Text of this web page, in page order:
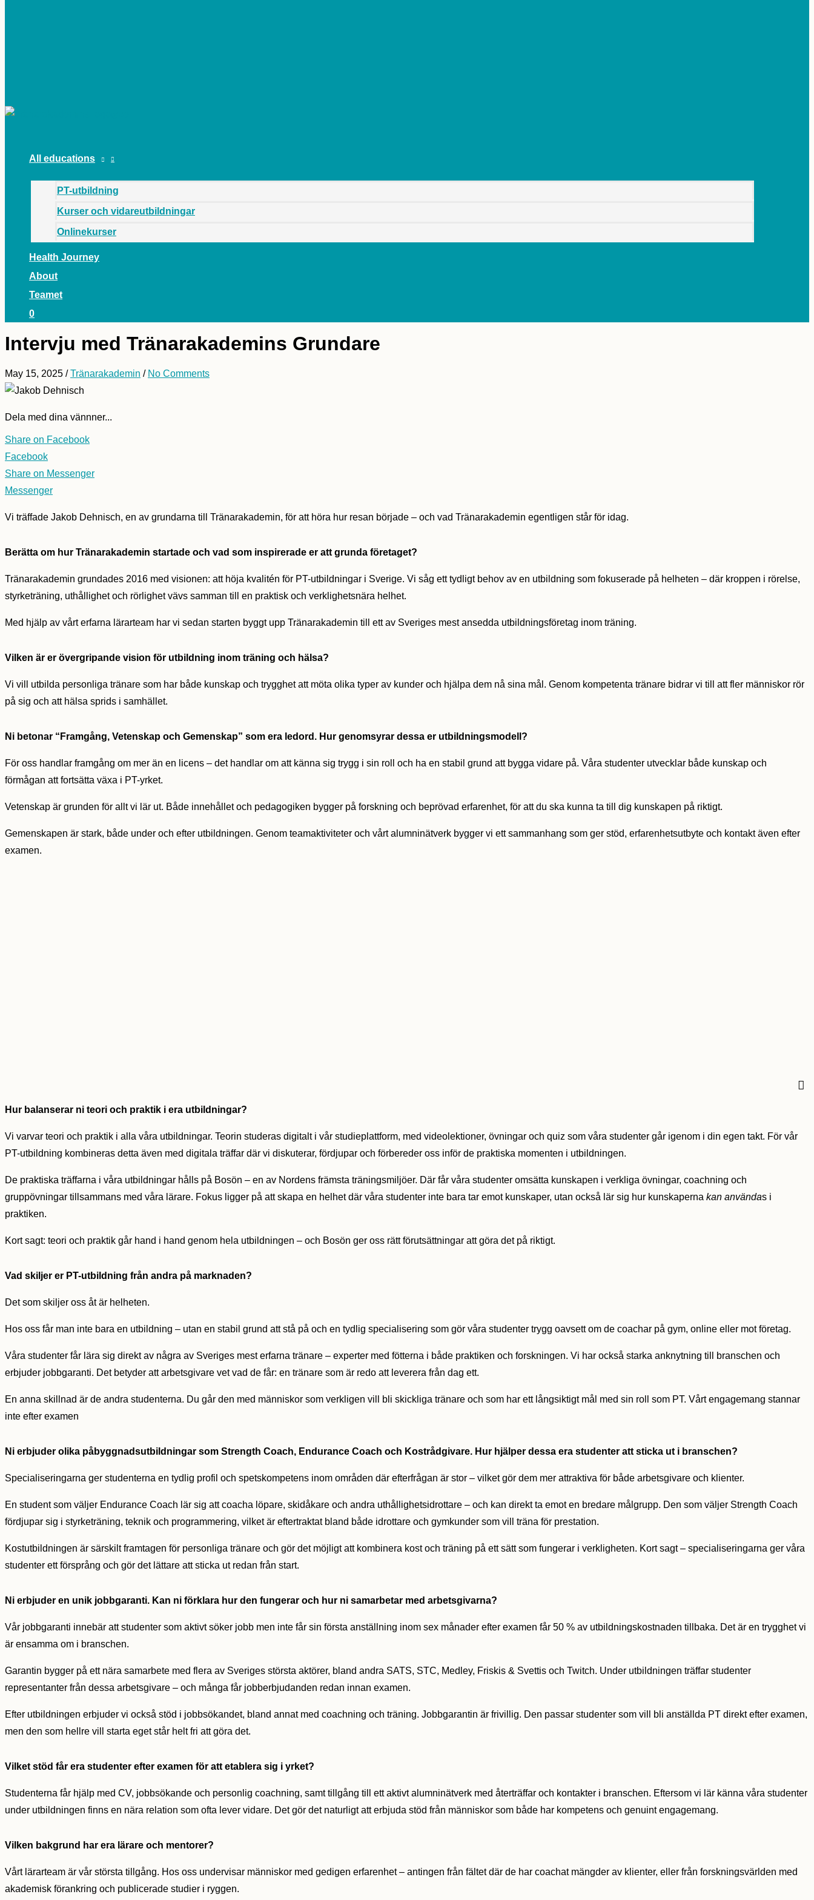
All educations
PT-utbildning
Kurser och vidareutbildningar
Onlinekurser
Health Journey
About
Teamet
0
Intervju med Tränarakademins Grundare
May 15, 2025 /Tränarakademin / No Comments
Dela med dina vännner...
Share on Facebook
Facebook
Share on Messenger
Messenger
Vi träffade Jakob Dehnisch, en av grundarna till Tränarakademin, för att höra hur resan började – och vad Tränarakademin egentligen står för idag.
Berätta om hur Tränarakademin startade och vad som inspirerade er att grunda företaget?
Tränarakademin grundades 2016 med visionen: att höja kvalitén för PT-utbildningar i Sverige. Vi såg ett tydligt behov av en utbildning som fokuserade på helheten – där kroppen i rörelse,
styrketräning, uthållighet och rörlighet vävs samman till en praktisk och verklighetsnära helhet.
Med hjälp av vårt erfarna lärarteam har vi sedan starten byggt upp Tränarakademin till ett av Sveriges mest ansedda utbildningsföretag inom träning.
Vilken är er övergripande vision för utbildning inom träning och hälsa?
Vi vill utbilda personliga tränare som har både kunskap och trygghet att möta olika typer av kunder och hjälpa dem nå sina mål. Genom kompetenta tränare bidrar vi till att fler människor rör
på sig och att hälsa sprids i samhället.
Ni betonar “Framgång, Vetenskap och Gemenskap” som era ledord. Hur genomsyrar dessa er utbildningsmodell?
För oss handlar framgång om mer än en licens – det handlar om att känna sig trygg i sin roll och ha en stabil grund att bygga vidare på. Våra studenter utvecklar både kunskap och
förmågan att fortsätta växa i PT-yrket.
Vetenskap är grunden för allt vi lär ut. Både innehållet och pedagogiken bygger på forskning och beprövad erfarenhet, för att du ska kunna ta till dig kunskapen på riktigt.
Gemenskapen är stark, både under och efter utbildningen. Genom teamaktiviteter och vårt alumninätverk bygger vi ett sammanhang som ger stöd, erfarenhetsutbyte och kontakt även efter
examen.
Hur balanserar ni teori och praktik i era utbildningar?
Vi varvar teori och praktik i alla våra utbildningar. Teorin studeras digitalt i vår studieplattform, med videolektioner, övningar och quiz som våra studenter går igenom i din egen takt. För vår
PT-utbildning kombineras detta även med digitala träffar där vi diskuterar, fördjupar och förbereder oss inför de praktiska momenten i utbildningen.
De praktiska träffarna i våra utbildningar hålls på Bosön – en av Nordens främsta träningsmiljöer. Där får våra studenter omsätta kunskapen i verkliga övningar, coachning och
gruppövningar tillsammans med våra lärare. Fokus ligger på att skapa en helhet där våra studenter inte bara tar emot kunskaper, utan också lär sig hur kunskaperna kan användas i
praktiken.
Kort sagt: teori och praktik går hand i hand genom hela utbildningen – och Bosön ger oss rätt förutsättningar att göra det på riktigt.
Vad skiljer er PT-utbildning från andra på marknaden?
Det som skiljer oss åt är helheten.
Hos oss får man inte bara en utbildning – utan en stabil grund att stå på och en tydlig specialisering som gör våra studenter trygg oavsett om de coachar på gym, online eller mot företag.
Våra studenter får lära sig direkt av några av Sveriges mest erfarna tränare – experter med fötterna i både praktiken och forskningen. Vi har också starka anknytning till branschen och
erbjuder jobbgaranti. Det betyder att arbetsgivare vet vad de får: en tränare som är redo att leverera från dag ett.
En anna skillnad är de andra studenterna. Du går den med människor som verkligen vill bli skickliga tränare och som har ett långsiktigt mål med sin roll som PT. Vårt engagemang stannar
inte efter examen
Ni erbjuder olika påbyggnadsutbildningar som Strength Coach, Endurance Coach och Kostrådgivare. Hur hjälper dessa era studenter att sticka ut i branschen?
Specialiseringarna ger studenterna en tydlig profil och spetskompetens inom områden där efterfrågan är stor – vilket gör dem mer attraktiva för både arbetsgivare och klienter.
En student som väljer Endurance Coach lär sig att coacha löpare, skidåkare och andra uthållighetsidrottare – och kan direkt ta emot en bredare målgrupp. Den som väljer Strength Coach
fördjupar sig i styrketräning, teknik och programmering, vilket är eftertraktat bland både idrottare och gymkunder som vill träna för prestation.
Kostutbildningen är särskilt framtagen för personliga tränare och gör det möjligt att kombinera kost och träning på ett sätt som fungerar i verkligheten. Kort sagt – specialiseringarna ger våra
studenter ett försprång och gör det lättare att sticka ut redan från start.
Ni erbjuder en unik jobbgaranti. Kan ni förklara hur den fungerar och hur ni samarbetar med arbetsgivarna?
Vår jobbgaranti innebär att studenter som aktivt söker jobb men inte får sin första anställning inom sex månader efter examen får 50 % av utbildningskostnaden tillbaka. Det är en trygghet vi
är ensamma om i branschen.
Garantin bygger på ett nära samarbete med flera av Sveriges största aktörer, bland andra SATS, STC, Medley, Friskis & Svettis och Twitch. Under utbildningen träffar studenter
representanter från dessa arbetsgivare – och många får jobberbjudanden redan innan examen.
Efter utbildningen erbjuder vi också stöd i jobbsökandet, bland annat med coachning och träning. Jobbgarantin är frivillig. Den passar studenter som vill bli anställda PT direkt efter examen,
men den som hellre vill starta eget står helt fri att göra det.
Vilket stöd får era studenter efter examen för att etablera sig i yrket?
Studenterna får hjälp med CV, jobbsökande och personlig coachning, samt tillgång till ett aktivt alumninätverk med återträffar och kontakter i branschen. Eftersom vi lär känna våra studenter
under utbildningen finns en nära relation som ofta lever vidare. Det gör det naturligt att erbjuda stöd från människor som både har kompetens och genuint engagemang.
Vilken bakgrund har era lärare och mentorer?
Vårt lärarteam är vår största tillgång. Hos oss undervisar människor med gedigen erfarenhet – antingen från fältet där de har coachat mängder av klienter, eller från forskningsvärlden med
akademisk förankring och publicerade studier i ryggen.